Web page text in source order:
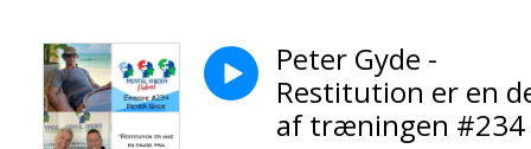
række ”mentale vindere”, som deler deres erfaringer.
At være en mental vinder er ikke at være Superman eller en anden
superhelt.
Mentale vindere er helt almindelige mennesker som dig og mig, der har
Peter Gyde -
Restitution er en
af træningen #234